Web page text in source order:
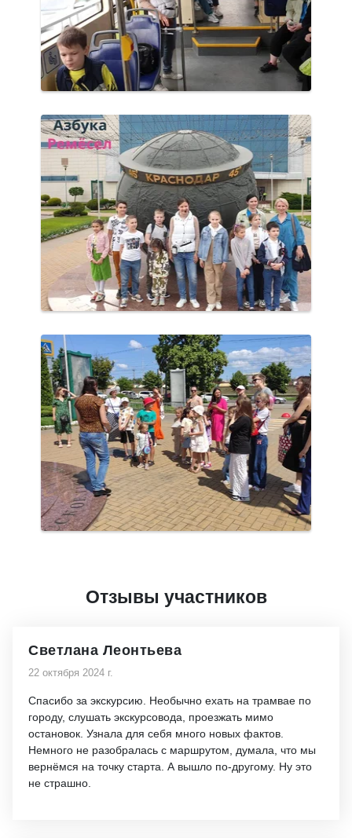
Отзывы участников
Светлана Леонтьева
22 октября 2024 г.
Спасибо за экскурсию. Необычно ехать на трамвае по
городу, слушать экскурсовода, проезжать мимо
остановок. Узнала для себя много новых фактов.
Немного не разобралась с маршрутом, думала, что мы
вернёмся на точку старта. А вышло по-другому. Ну это
не страшно.